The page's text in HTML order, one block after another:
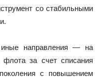
со стабильными
направления — на
флота за счет списания
с повышением